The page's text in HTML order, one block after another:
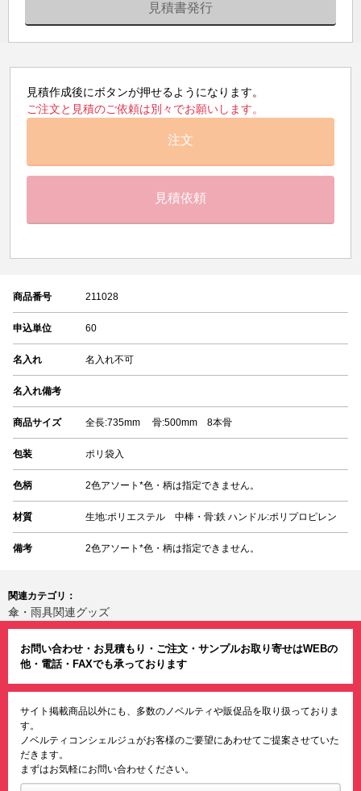
見積書発行
見積作成後にボタンが押せるようになります。
ご注文と見積のご依頼は別々でお願いします。
注文
見積依頼
商品番号 211028
申込単位 60
名入れ 名入れ不可
名入れ備考
商品サイズ 全長:735mm 骨:500mm 8本骨
包装 ポリ袋入
色柄 2色アソート*色・柄は指定できません。
材質 生地:ポリエステル 中棒・骨:鉄 ハンドル:ポリプロピレン
備考 2色アソート*色・柄は指定できません。
関連カテゴリ：
傘・雨具関連グッズ
お問い合わせ・お見積もり・ご注文・サンプルお取り寄せはWEBの
他・電話・FAXでも承っております
サイト掲載商品以外にも、多数のノベルティや販促品を取り扱っておりま
す。
ノベルティコンシェルジュがお客様のご要望にあわせてご提案させていた
だきます。
まずはお気軽にお問い合わせください。